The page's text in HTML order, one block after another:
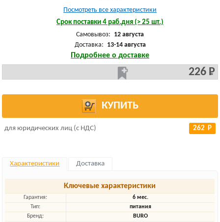
Посмотреть все характеристики
Срок поставки 4 раб.дня (> 25 шт.)
Самовывоз: 12 августа
Доставка: 13-14 августа
Подробнее о доставке
226 Р
КУПИТЬ
для юридических лиц (с НДС) 262 Р
Характеристики Доставка
Ключевые характеристики
Гарантия:
6 мес.
Тип:
питания
Бренд:
BURO